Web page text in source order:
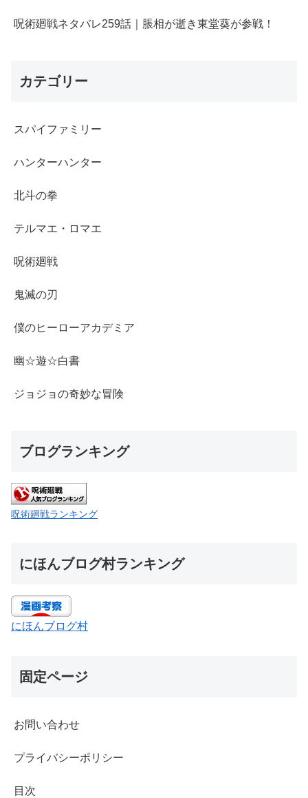
呪術廻戦ネタバレ259話｜脹相が逝き東堂葵が参戦！
カテゴリー
スパイファミリー
ハンターハンター
北斗の拳
テルマエ・ロマエ
呪術廻戦
鬼滅の刃
僕のヒーローアカデミア
幽☆遊☆白書
ジョジョの奇妙な冒険
ブログランキング
呪術廻戦ランキング
にほんブログ村ランキング
にほんブログ村
固定ページ
お問い合わせ
プライバシーポリシー
目次